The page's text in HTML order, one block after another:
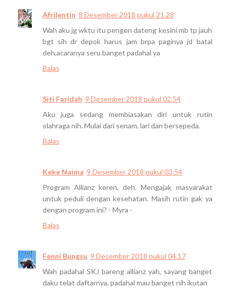
Afrilentin 8 Desember 2018 pukul 21.28
Wah aku jg wktu itu pengen dateng kesini mb tp jauh
bgt sih dr depok harus jam brpa paginya jd batal
deh,acaranya seru banget padahal ya
Balas
Siti Faridah 9 Desember 2018 pukul 02.54
Aku juga sedang membiasakan diri untuk rutin
olahraga nih. Mulai dari senam, lari dan bersepeda.
Balas
Keke Naima 9 Desember 2018 pukul 03.54
Program Allianz keren, deh. Mengajak masyarakat
untuk peduli dengan kesehatan. Masih rutin gak ya
dengan program ini? - Myra -
Balas
Fenni Bungsu 9 Desember 2018 pukul 04.17
Wah padahal SKJ bareng allianz yah, sayang banget
daku telat daftarnya, padahal mau banget nih ikutan